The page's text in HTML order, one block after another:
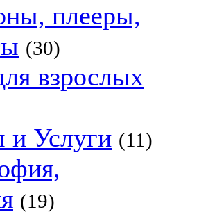
плееры,
(30)
взрослых
и Услуги (11)
(19)